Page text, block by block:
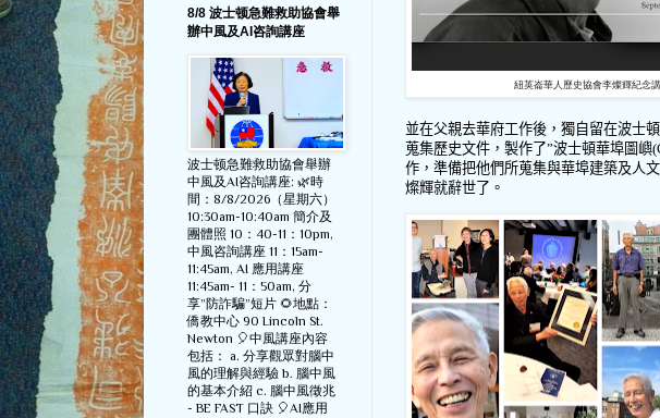
紐英崙華人歷史協會李燦輝紀念
並在父親去華府工作後，獨自留在波士
蒐集歷史文件，製作了”波士頓華埠圖嶼
作，準備把他們所蒐集與華埠建築及人
燦輝就辭世了。
8/8 波士顿急難救助協會舉
辦中風及AI咨詢講座
波士顿急難救助協會舉辦
中風及AI咨詢講座: 🌿時
間：8/8/2026（星期六）
10:30am-10:40am 簡介及
團體照 10：40-11：10pm,
中風咨詢講座 11：15am-
11:45am, AI 應用講座
11:45am- 11：50am, 分
享”防詐騙”短片 🌻地點：
僑教中心 90 Lincoln St.
Newton 🎈中風講座內容
包括： a. 分享觀眾對腦中
風的理解與經驗 b. 腦中風
的基本介紹 c. 腦中風徵兆
- BE FAST 口訣 🎈AI應用